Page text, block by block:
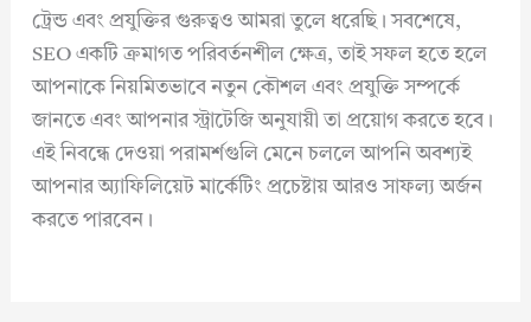
ট্রেন্ড এবং প্রযুক্তির গুরুত্বও আমরা তুলে ধরেছি। সবশেষে,
SEO একটি ক্রমাগত পরিবর্তনশীল ক্ষেত্র, তাই সফল হতে হলে
আপনাকে নিয়মিতভাবে নতুন কৌশল এবং প্রযুক্তি সম্পর্কে
জানতে এবং আপনার স্ট্রাটেজি অনুযায়ী তা প্রয়োগ করতে হবে।
এই নিবন্ধে দেওয়া পরামর্শগুলি মেনে চললে আপনি অবশ্যই
আপনার অ্যাফিলিয়েট মার্কেটিং প্রচেষ্টায় আরও সাফল্য অর্জন
করতে পারবেন।